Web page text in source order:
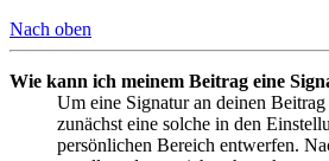
Nach oben
Wie kann ich meinem Beitrag eine
Um eine Signatur an deinen
zunächst eine solche in den
persönlichen Bereich entwerfen.